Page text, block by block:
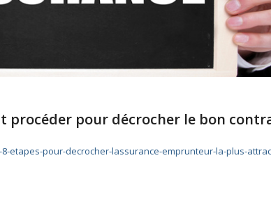
procéder pour décrocher le bon
etapes-pour-decrocher-lassurance-emprunteur-la-plus-